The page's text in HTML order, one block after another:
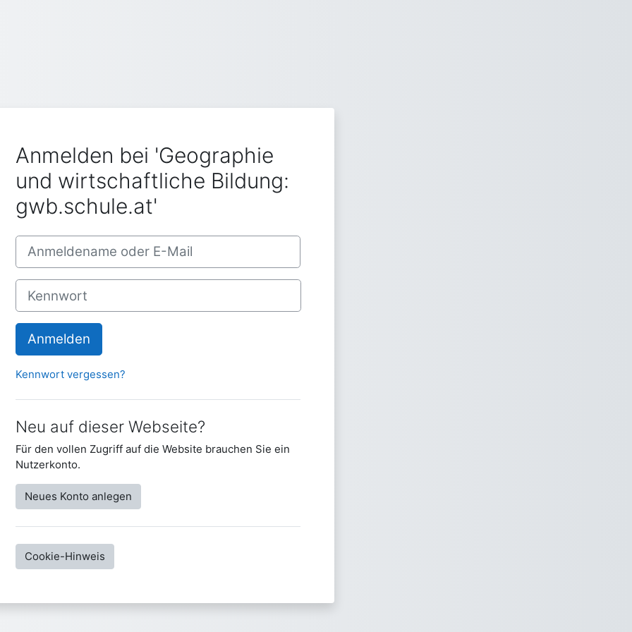
Anmelden bei 'Geographie
und wirtschaftliche Bildung:
gwb.schule.at'
Anmeldename oder E-Mail
Kennwort
Anmelden
Kennwort vergessen?
Neu auf dieser Webseite?
Für den vollen Zugriff auf die Website brauchen Sie ein
Nutzerkonto.
Neues Konto anlegen
Cookie-Hinweis